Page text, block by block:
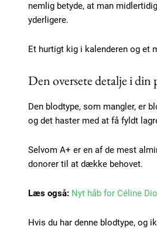
Nullam eu erat condimentum
Donec quis est ac felis
nemlig betyde, at man
yderligere.
Et hurtigt kig i kalenderen og et
Den oversete detalje i din
Den blodtype, som mangler, er
og det haster med at få fyldt
Selvom A+ er en af de mest
donorer til at dække behovet.
Læs også: Nyt håb for Céline
Hvis du har denne blodtype, og